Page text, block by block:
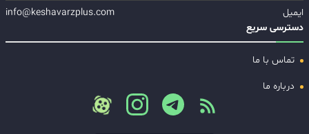
ایمیل
info@keshavarzplus.com
دسترسی سریع
تماس با ما
درباره ما